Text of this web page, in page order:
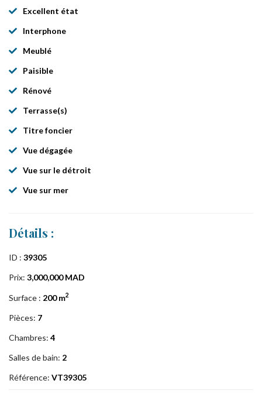
Excellent état
Interphone
Meublé
Paisible
Rénové
Terrasse(s)
Titre foncier
Vue dégagée
Vue sur le détroit
Vue sur mer
Détails :
ID : 39305
Prix: 3,000,000 MAD
Surface : 200 m2
Pièces: 7
Chambres: 4
Salles de bain: 2
Référence: VT39305